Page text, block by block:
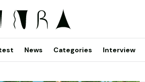
News Categories Interview